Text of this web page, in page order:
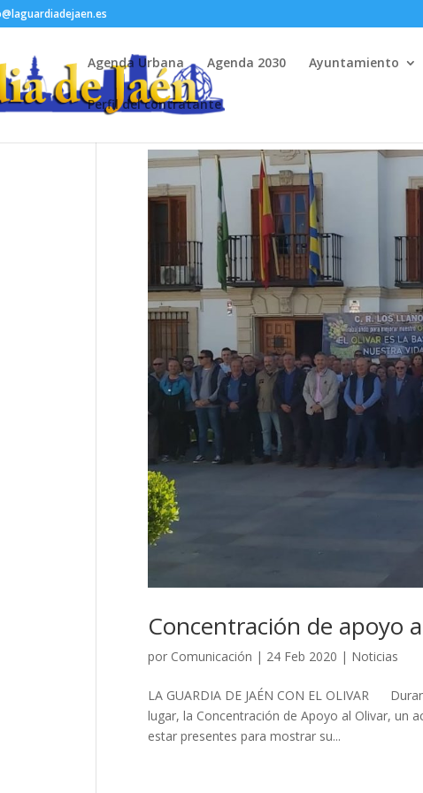
Agenda Urbana Agenda 2030 Ayuntamiento
Perfil del contratante
Concentración de apoyo
por Comunicación | 24 Feb 2020 | Noticias
LA GUARDIA DE JAÉN CON EL OLIVAR
lugar, la Concentración de Apoyo al Olivar, un
estar presentes para mostrar su...